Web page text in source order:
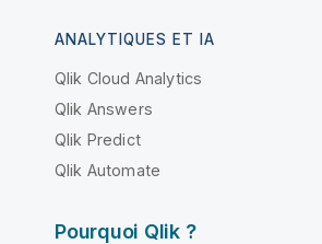
ANALYTIQUES ET IA
Qlik Cloud Analytics
Qlik Answers
Qlik Predict
Qlik Automate
Pourquoi Qlik ?